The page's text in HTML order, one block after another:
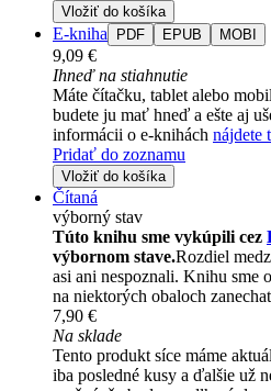
Vložiť do košíka
E-kniha PDF EPUB MOBI
9,09 €
Ihneď na stiahnutie
Máte čítačku, tablet alebo
budete ju mať hneď a ešte aj
informácii o e-knihách nájdete
Pridať do zoznamu
Vložiť do košíka
Čítaná
výborný stav
Túto knihu sme vykúpili cez
výbornom stave.Rozdiel
asi ani nespoznali. Knihu sme
na niektorých obaloch
7,90 €
Na sklade
Tento produkt síce máme
iba posledné kusy a ďalšie už